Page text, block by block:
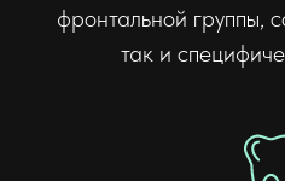
фронтальной группы,
так и